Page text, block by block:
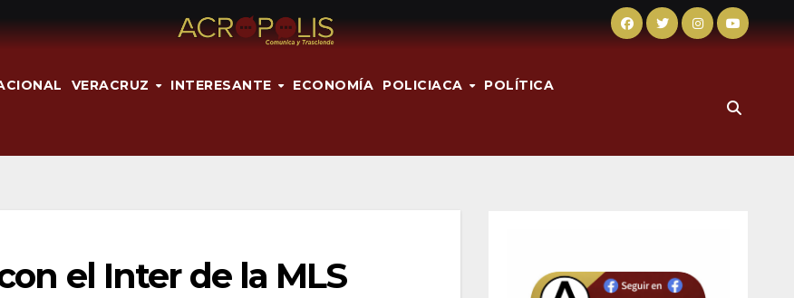
VERACRUZ INTERESANTE ECONOMÍA POLICIACA POLÍTICA
el Inter de la MLS